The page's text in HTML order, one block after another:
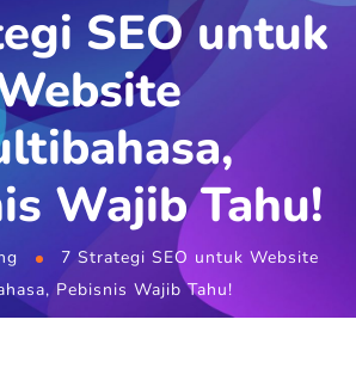
SEO untuk
Wajib Tahu!
7 Strategi SEO untuk Website
Pebisnis Wajib Tahu!